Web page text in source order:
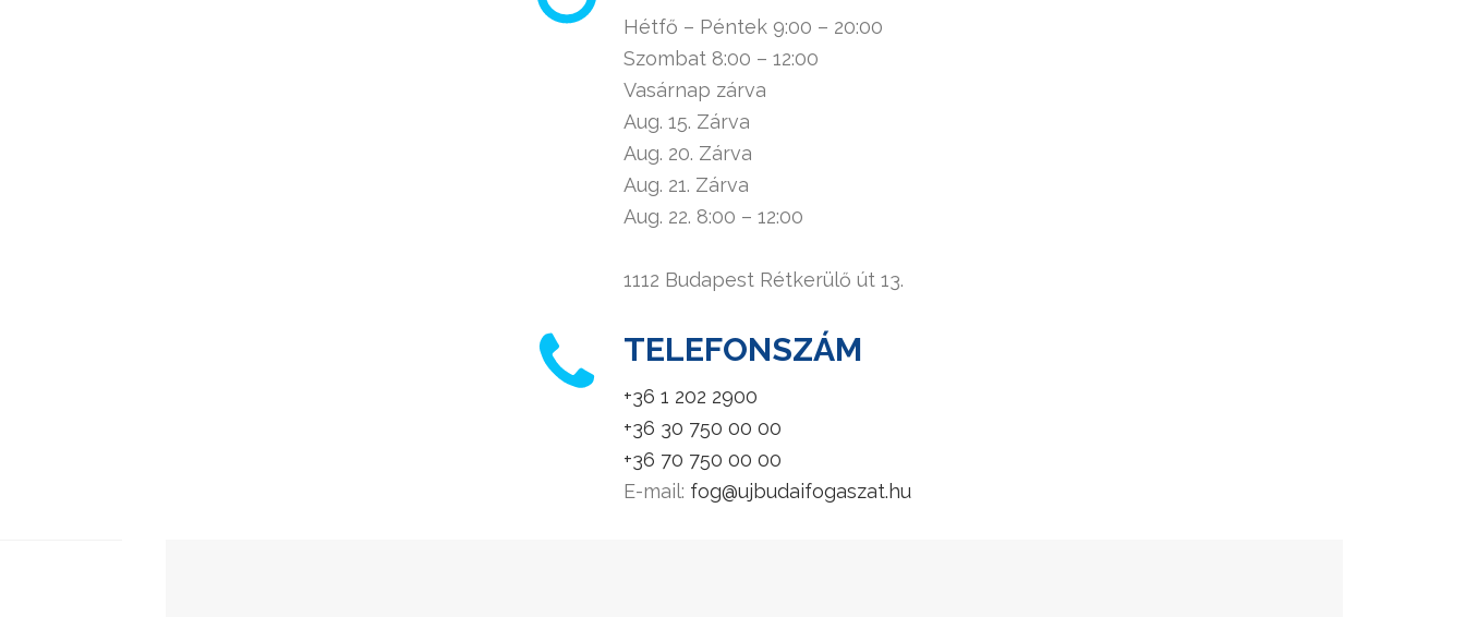
Hétfő – Péntek 9:00 – 20:00
Szombat 8:00 – 12:00
Vasárnap zárva
Aug. 15. Zárva
Aug. 20. Zárva
Aug. 21. Zárva
Aug. 22. 8:00 – 12:00
1112 Budapest Rétkerülő út 13.
TELEFONSZÁM
+36 1 202 2900
+36 30 750 00 00
+36 70 750 00 00
E-mail: fog@ujbudaifogaszat.hu